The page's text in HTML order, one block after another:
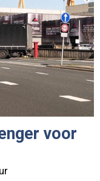
voor